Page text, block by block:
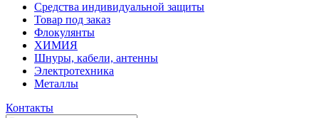
Средства индивидуальной защиты
Товар под заказ
Флокулянты
ХИМИЯ
Шнуры, кабели, антенны
Электротехника
Металлы
Контакты